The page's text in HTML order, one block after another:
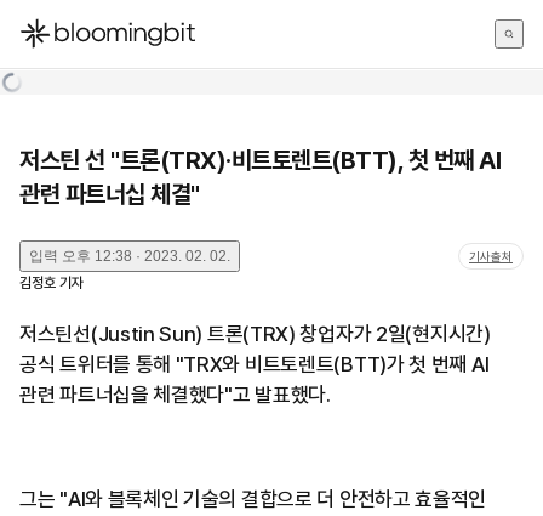
한국어
저스틴 선 "트론(TRX)·비트토렌트(BTT), 첫 번째 AI
관련 파트너십 체결"
입력 오후 12:38 · 2023. 02. 02. 기사출처
김정호 기자
저스틴선(Justin Sun) 트론(TRX) 창업자가 2일(현지시간)
공식 트위터를 통해 "TRX와 비트토렌트(BTT)가 첫 번째 AI
관련 파트너십을 체결했다"고 발표했다.
그는 "AI와 블록체인 기술의 결합으로 더 안전하고 효율적인